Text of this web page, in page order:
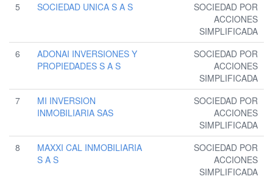
5
SOCIEDAD UNICA S A S
SOCIEDAD POR
ACCIONES
SIMPLIFICADA
6
ADONAI INVERSIONES Y
PROPIEDADES S A S
SOCIEDAD POR
ACCIONES
SIMPLIFICADA
7
MI INVERSION
INMOBILIARIA SAS
SOCIEDAD POR
ACCIONES
SIMPLIFICADA
8
MAXXI CAL INMOBILIARIA
S A S
SOCIEDAD POR
ACCIONES
SIMPLIFICADA